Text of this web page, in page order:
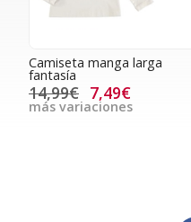
Camiseta manga larga
fantasía
14,99€ 7,49€
más variaciones